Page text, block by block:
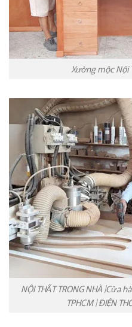
Xưởng mộc Nội
NỘI THẤT TRONG NHÀ |Cửa
TPHCM | ĐIỆN